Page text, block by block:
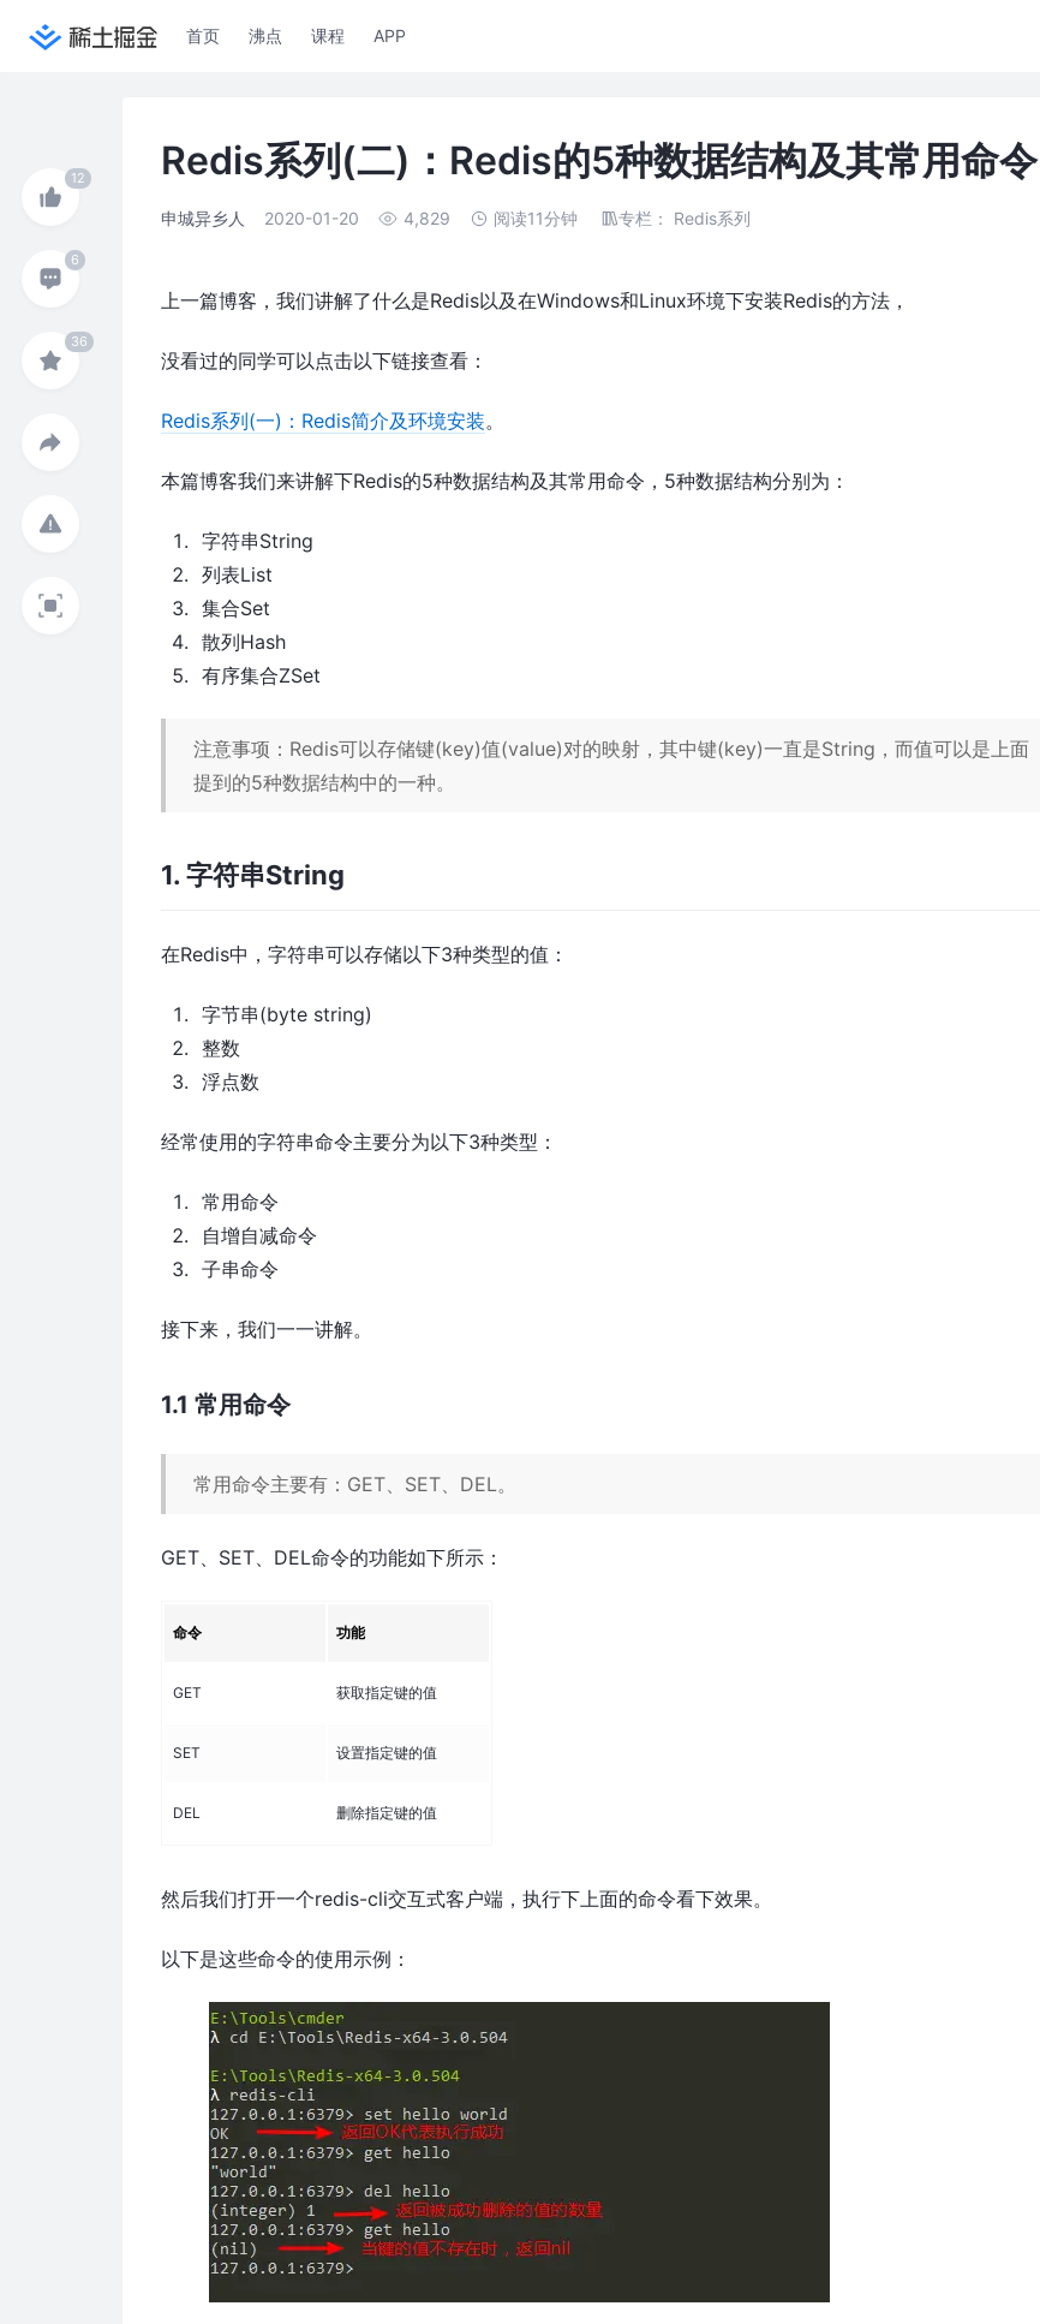
首页 沸点 课程 APP
Redis系列(二)：Redis的5种数据结构及其常用命令
申城异乡人 2020-01-20 4,829 阅读11分钟 专栏： Redis系列
上一篇博客，我们讲解了什么是Redis以及在Windows和Linux环境下安装Redis的方法，
没看过的同学可以点击以下链接查看：
Redis系列(一)：Redis简介及环境安装。
本篇博客我们来讲解下Redis的5种数据结构及其常用命令，5种数据结构分别为：
字符串String
列表List
集合Set
散列Hash
有序集合ZSet
注意事项：Redis可以存储键(key)值(value)对的映射，其中键(key)一直是String，而值可以是上面
提到的5种数据结构中的一种。
1. 字符串String
在Redis中，字符串可以存储以下3种类型的值：
字节串(byte string)
整数
浮点数
经常使用的字符串命令主要分为以下3种类型：
常用命令
自增自减命令
子串命令
接下来，我们一一讲解。
1.1 常用命令
常用命令主要有：GET、SET、DEL。
GET、SET、DEL命令的功能如下所示：
命令 功能
GET 获取指定键的值
SET 设置指定键的值
DEL 删除指定键的值
然后我们打开一个redis-cli交互式客户端，执行下上面的命令看下效果。
以下是这些命令的使用示例：